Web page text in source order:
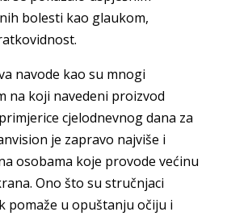
bolesti kao glaukom,
navode kao su mnogi
na koji navedeni proizvod
cjelodnevnog dana za
je zapravo najviše i
osobama koje provode većinu
Ono što su stručnjaci
pomaže u opuštanju očiju i